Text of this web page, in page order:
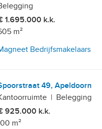
1.695.000 k.k.
m²
Bedrijfsmakelaars
49, Apeldoorn
| Belegging
925.000 k.k.
m²